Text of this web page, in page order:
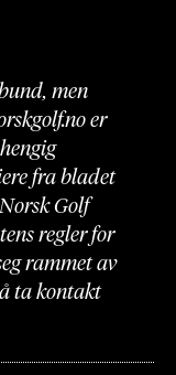
men
er
fra bladet
Golf
regler for
rammet av
ta kontakt